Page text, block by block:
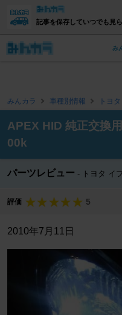
記事を保存していつでも見ら
み
みんカラ 車種別情報 トヨタ
APEX HID 純正交換
00k
パーツレビュー トヨタ イ
評価 5
2010年7月11日